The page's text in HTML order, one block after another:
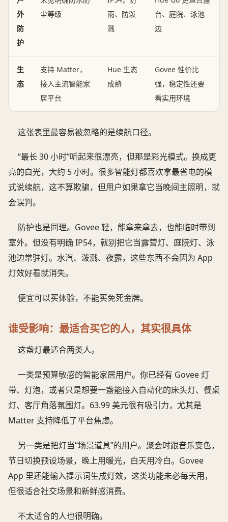
外
防
护
尘等级
雨、防泼
溅
台、庭院、泳池
边
生
态
支持 Matter，
接入主流智能家
居平台
Hue 生态
成熟
Govee 性价比
强，稳定性还要
看实用环境
这张表里最容易被忽略的是续航口径。
“最长 30 小时”听起来很漂亮，但那是彩光模式。换成更
亮的白光，大约 5 小时。很多智能灯都喜欢拿最省电的模
式说续航，这不算欺骗，但用户如果拿它当晚间主照明，就
会误判。
防护也是同理。Govee 轻，能拿来拿去，也能临时带到
室外。但没有明确 IP54，就别把它当露营灯、庭院灯、泳
池边常驻灯。水汽、泼溅、夜露，这些东西不会因为 App
灯效好看就消失。
便宜可以买体验，不能买免死金牌。
谁受影响：最适合买它的人，其实很具体
这盏灯最适合两类人。
一类是预算敏感的智能家居用户。你已经有 Govee 灯
带、灯泡，或者只是想要一盏能接入自动化的床头灯、餐桌
灯、客厅角落氛围灯。63.99 美元很有吸引力，尤其是
Matter 支持降低了平台焦虑。
另一类是把灯当“场景道具”的用户。聚会时跟音乐变色，
节日切换预设场景，晚上用暖光，白天用冷白。Govee
App 里还能输入提示词生成灯效，这类功能未必每天用，
但很适合社交场景和新鲜感消费。
不太适合的人也很明确。